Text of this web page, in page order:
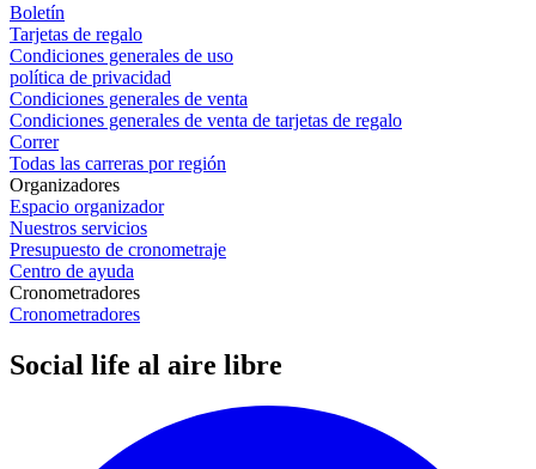
Boletín
Tarjetas de regalo
Condiciones generales de uso
política de privacidad
Condiciones generales de venta
Condiciones generales de venta de tarjetas de regalo
Correr
Todas las carreras por región
Organizadores
Espacio organizador
Nuestros servicios
Presupuesto de cronometraje
Centro de ayuda
Cronometradores
Cronometradores
Social life al aire libre